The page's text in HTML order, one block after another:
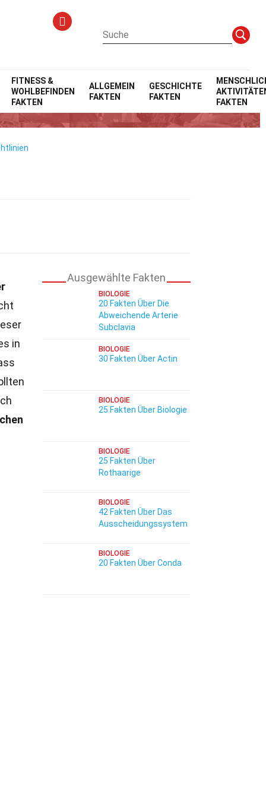
FITNESS &
WOHLBEFINDEN
FAKTEN
ALLGEMEIN
FAKTEN
GESCHICHTE
FAKTEN
FAKTEN
in
Ausgewählte Fakten
BIOLOGIE
20 Fakten Über Die
Abweichende Arterie
Subclavia
BIOLOGIE
30 Fakten Über Actin
BIOLOGIE
25 Fakten Über Biologie
BIOLOGIE
25 Fakten Über
Rothaarige
BIOLOGIE
42 Fakten Über Das
Ausscheidungssystem
BIOLOGIE
20 Fakten Über Conda